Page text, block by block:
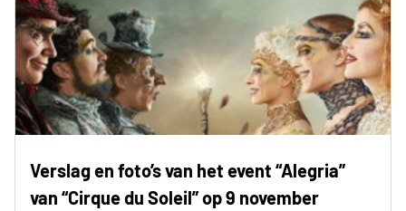
Verslag en foto’s van het event “Alegria”
van “Cirque du Soleil” op 9 november